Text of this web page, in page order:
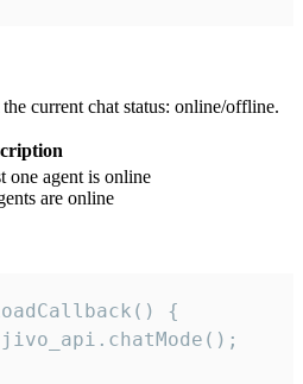
current chat status: online/offline.
one agent is online
are online
{